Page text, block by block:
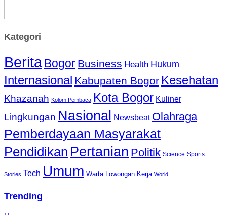
Kategori
BeritaBogor Business Health Hukum
Internasional Kabupaten Bogor Kesehatan
Khazanah Kolom Pembaca Kota Bogor Kuliner
Lingkungan Nasional Newsbeat Olahraga
Pemberdayaan Masyarakat
Pendidikan Pertanian Politik Science Sports
Stories Tech Umum Warta Lowongan Kerja World
Trending